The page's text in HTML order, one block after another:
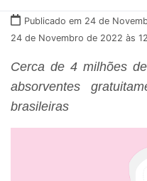
Publicado em 24 de
24 de Novembro de 2022 às
Cerca de 4 milhões
absorventes
brasileiras